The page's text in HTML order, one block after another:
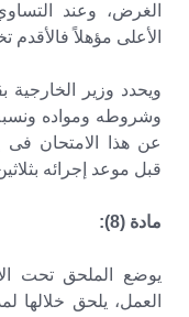
الغرض، وعند
الأعلى مؤهلاً فالأقدم
ويحدد وزير الخارجية
وشروطه ومواده ونسبة
عن هذا الامتحان فى
قبل موعد إجرائه
مادة (8):
يوضع الملحق تحت
العمل، يلحق خلالها